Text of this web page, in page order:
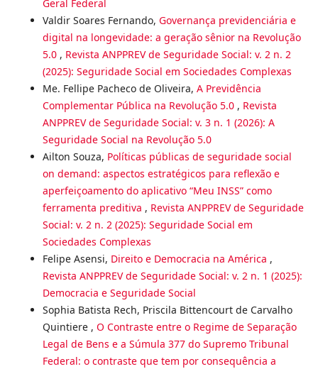
Geral Federal
Valdir Soares Fernando, Governança previdenciária e
digital na longevidade: a geração sênior na Revolução
5.0 , Revista ANPPREV de Seguridade Social: v. 2 n. 2
(2025): Seguridade Social em Sociedades Complexas
Me. Fellipe Pacheco de Oliveira, A Previdência
Complementar Pública na Revolução 5.0 , Revista
ANPPREV de Seguridade Social: v. 3 n. 1 (2026): A
Seguridade Social na Revolução 5.0
Ailton Souza, Políticas públicas de seguridade social
on demand: aspectos estratégicos para reflexão e
aperfeiçoamento do aplicativo “Meu INSS” como
ferramenta preditiva , Revista ANPPREV de Seguridade
Social: v. 2 n. 2 (2025): Seguridade Social em
Sociedades Complexas
Felipe Asensi, Direito e Democracia na América ,
Revista ANPPREV de Seguridade Social: v. 2 n. 1 (2025):
Democracia e Seguridade Social
Sophia Batista Rech, Priscila Bittencourt de Carvalho
Quintiere , O Contraste entre o Regime de Separação
Legal de Bens e a Súmula 377 do Supremo Tribunal
Federal: o contraste que tem por consequência a